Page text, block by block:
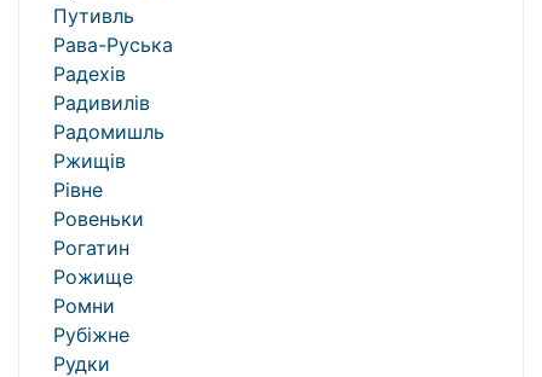
Путивль
Рава-Руська
Радехів
Радивилів
Радомишль
Ржищів
Рівне
Ровеньки
Рогатин
Рожище
Ромни
Рубіжне
Рудки